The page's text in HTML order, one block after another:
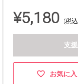
¥5,180 (税
支
お気に